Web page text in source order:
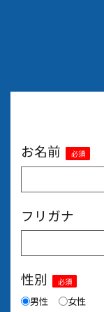
お名前 必須
フリガナ
性別 必須
男性 女性